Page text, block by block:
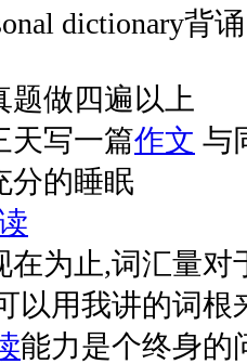
dictionary背诵
四遍以上
写一篇作文 与
的睡眠
止,词汇量对
以用我讲的词根
能力是个终身的